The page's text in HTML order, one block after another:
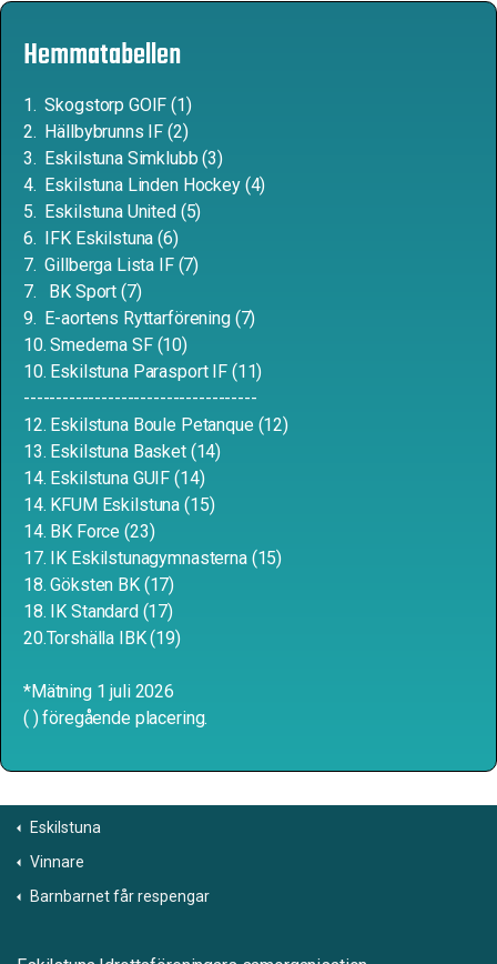
Hemmatabellen
1. Skogstorp GOIF (1)
2. Hällbybrunns IF (2)
3. Eskilstuna Simklubb (3)
4. Eskilstuna Linden Hockey (4)
5. Eskilstuna United (5)
6. IFK Eskilstuna (6)
7. Gillberga Lista IF (7)
7. BK Sport (7)
9. E-aortens Ryttarförening (7)
10. Smederna SF (10)
10. Eskilstuna Parasport IF (11)
------------------------------------
12. Eskilstuna Boule Petanque (12)
13. Eskilstuna Basket (14)
14. Eskilstuna GUIF (14)
14. KFUM Eskilstuna (15)
14. BK Force (23)
17. IK Eskilstunagymnasterna (15)
18. Göksten BK (17)
18. IK Standard (17)
20.Torshälla IBK (19)
*Mätning 1 juli 2026
( ) föregående placering.
Eskilstuna
Vinnare
Barnbarnet får respengar